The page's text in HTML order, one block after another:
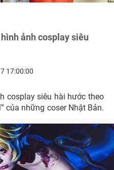
ảnh cosplay siêu
17:00:00
cosplay siêu hài hước theo
của những coser Nhật Bản.